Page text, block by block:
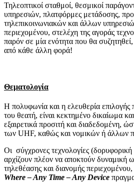
Τηλεοπτικοί σταθμοί, θεσμικοί
υπηρεσιών, πλατφόρμες μετάδοσης,
τηλεπικοινωνιακών και άλλων
περιεχομένου, στελέχη της αγοράς
παρόν σε μία ενότητα που θα συζητηθεί,
από κάθε άλλη φορά!
Θεματολογία
Η πολυφωνία και η ελευθερία επιλογής
του θεατή, είναι κεκτημένο δικαίωμα
εξαιρετικά προσιτή και διαδεδομένη,
των UHF, καθώς και νομικών ή άλλων
Οι σύγχρονες τεχνολογίες
αρχίζουν πλέον να αποκτούν δυναμική
τηλεθέασης και διανομής
Where –Any Time –Any Device